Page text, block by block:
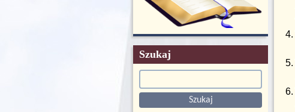
Szukaj